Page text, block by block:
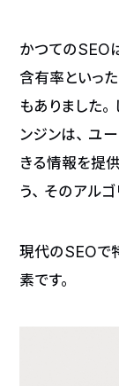
かつてのSEO
含有率といっ
もありました
ンジンは、ユ
きる情報を提
う、そのアル
現代のSEOで
素です。